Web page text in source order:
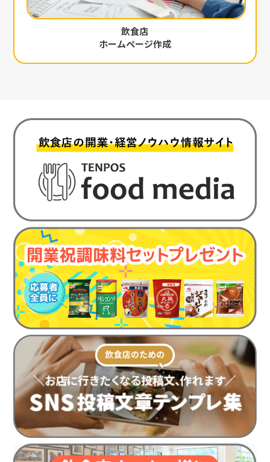
飲食店
ホームページ作成